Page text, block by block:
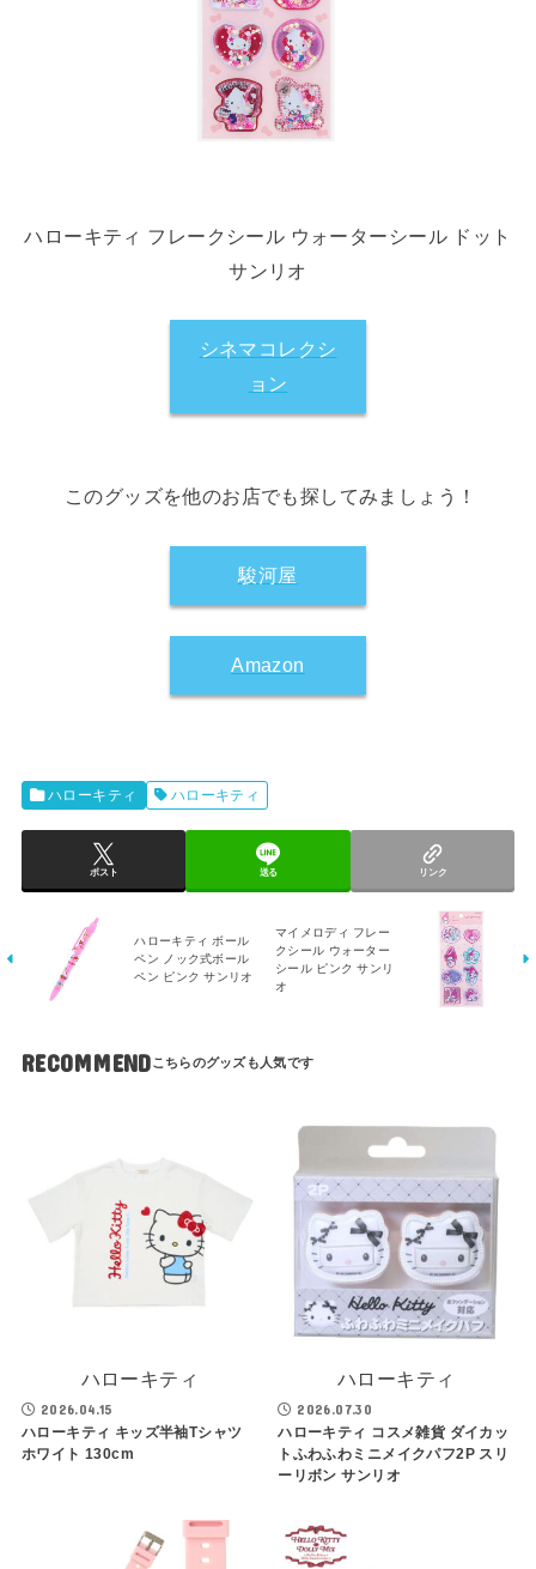
ハローキティ フレークシール ウォーターシール ドット
サンリオ
シネマコレクシ
ョン
このグッズを他のお店でも探してみましょう！
駿河屋
Amazon
ハローキティ ハローキティ
ポスト 送る リンク
ハローキティ ボール
ペン ノック式ボール
ペン ピンク サンリオ
マイメロディ フレー
クシール ウォーター
シール ピンク サンリ
オ
RECOMMEND
ハローキティ
2026.04.15
ハローキティ キッズ半袖Tシャツ
ホワイト 130cm
ハローキティ
2026.07.30
ハローキティ コスメ雑貨 ダイカッ
トふわふわミニメイクパフ2P スリ
ーリボン サンリオ